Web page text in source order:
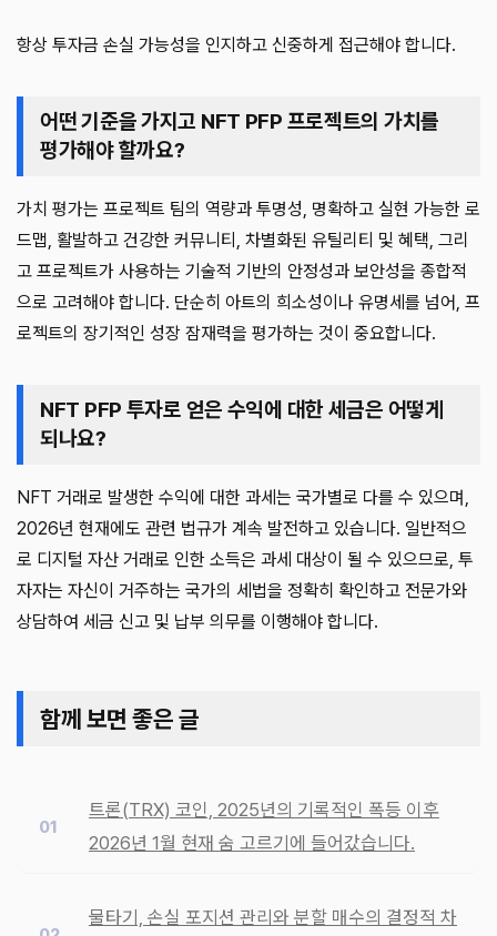
항상 투자금 손실 가능성을 인지하고 신중하게 접근해야 합니다.
어떤 기준을 가지고 NFT PFP 프로젝트의 가치를
평가해야 할까요?
가치 평가는 프로젝트 팀의 역량과 투명성, 명확하고 실현 가능한 로
드맵, 활발하고 건강한 커뮤니티, 차별화된 유틸리티 및 혜택, 그리
고 프로젝트가 사용하는 기술적 기반의 안정성과 보안성을 종합적
으로 고려해야 합니다. 단순히 아트의 희소성이나 유명세를 넘어, 프
로젝트의 장기적인 성장 잠재력을 평가하는 것이 중요합니다.
NFT PFP 투자로 얻은 수익에 대한 세금은 어떻게
되나요?
NFT 거래로 발생한 수익에 대한 과세는 국가별로 다를 수 있으며,
2026년 현재에도 관련 법규가 계속 발전하고 있습니다. 일반적으
로 디지털 자산 거래로 인한 소득은 과세 대상이 될 수 있으므로, 투
자자는 자신이 거주하는 국가의 세법을 정확히 확인하고 전문가와
상담하여 세금 신고 및 납부 의무를 이행해야 합니다.
함께 보면 좋은 글
트론(TRX) 코인, 2025년의 기록적인 폭등 이후
2026년 1월 현재 숨 고르기에 들어갔습니다.
물타기, 손실 포지션 관리와 분할 매수의 결정적 차